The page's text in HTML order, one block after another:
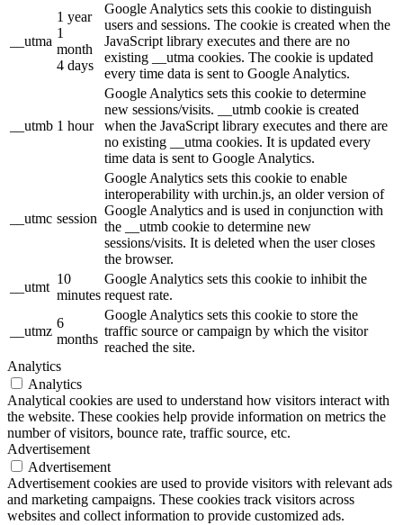
__utma
1 year
1
month
4 days
Google Analytics sets this cookie to distinguish
users and sessions. The cookie is created when the
JavaScript library executes and there are no
existing __utma cookies. The cookie is updated
every time data is sent to Google Analytics.
__utmb 1 hour
Google Analytics sets this cookie to determine
new sessions/visits. __utmb cookie is created
when the JavaScript library executes and there are
no existing __utma cookies. It is updated every
time data is sent to Google Analytics.
__utmc session
Google Analytics sets this cookie to enable
interoperability with urchin.js, an older version of
Google Analytics and is used in conjunction with
the __utmb cookie to determine new
sessions/visits. It is deleted when the user closes
the browser.
__utmt
10
minutes
Google Analytics sets this cookie to inhibit the
request rate.
__utmz
6
months
Google Analytics sets this cookie to store the
traffic source or campaign by which the visitor
reached the site.
Analytics
Analytics
Analytical cookies are used to understand how visitors interact with
the website. These cookies help provide information on metrics the
number of visitors, bounce rate, traffic source, etc.
Advertisement
Advertisement
Advertisement cookies are used to provide visitors with relevant ads
and marketing campaigns. These cookies track visitors across
websites and collect information to provide customized ads.